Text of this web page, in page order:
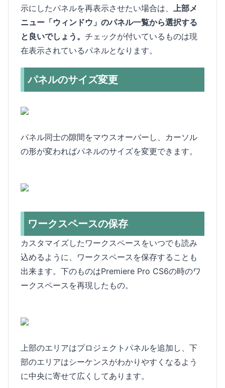
示にしたパネルを再表示させたい場合は、 上部メ
ニュー「ウィンドウ」のパネル一覧から選択する
と良いでしょう。 チェックが付いているものは現
在表示されているパネルとなります。
パネルのサイズ変更
パネル同士の隙間をマウスオーバーし、カーソル
の形が変わればパネルのサイズを変更できます。
ワークスペースの保存
カスタマイズしたワークスペースをいつでも読み
込めるように、ワークスペースを保存することも
出来ます。下のものはPremiere Pro CS6の時のワ
ークスペースを再現したもの。
上部のエリアはプロジェクトパネルを追加し、下
部のエリアはシーケンスがわかりやすくなるよう
に中央に寄せて広くしてあります。